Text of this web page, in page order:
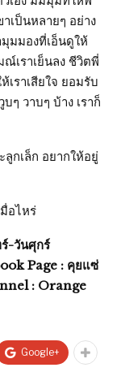
เป็นหลายๆ อย่าง
มมองที่เอ็นดูให้
เราเย็นลง ชีวิตพี่
ราเสียใจ ยอมรับ
ๆ วาบๆ บ้าง เราก็
ลูกเล็ก อยากให้อยู่
อไหร่
-วันศุกร์
Page : คุยแซ่
: Orange
Google+